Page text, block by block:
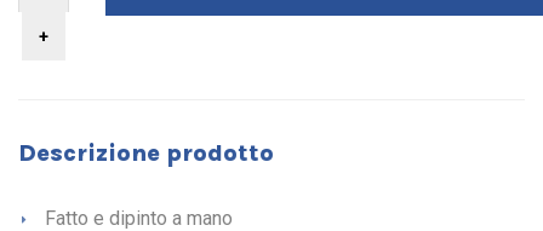
Descrizione prodotto
Fatto e dipinto a mano